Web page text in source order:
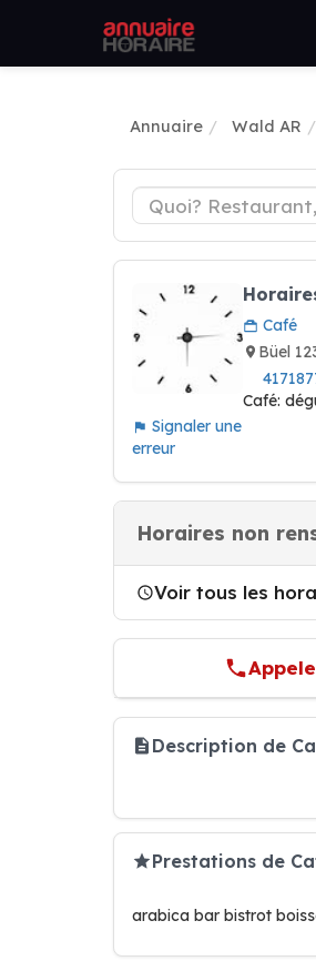
Annuaire Wald AR
Signaler une
erreur
Café
Büel
Café:
Horaires non
Voir tous les
Description de
Prestations de
arabica bar bistrot